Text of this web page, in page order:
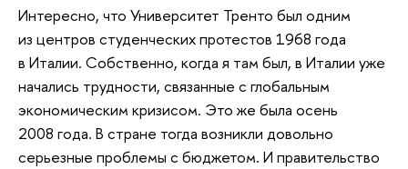
Интересно, что Университет Тренто был одним
из центров студенческих протестов 1968 года
в Италии. Собственно, когда я там был, в Италии уже
начались трудности, связанные с глобальным
экономическим кризисом. Это же была осень
2008 года. В стране тогда возникли довольно
серьезные проблемы с бюджетом. И правительство